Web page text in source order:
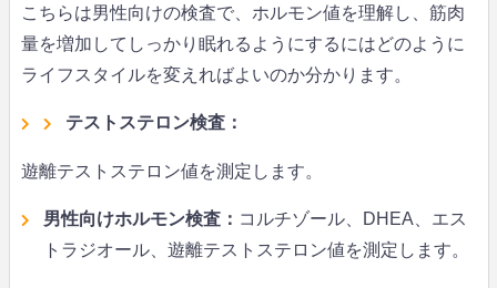
こちらは男性向けの検査で、ホルモン値を理解し、筋肉
量を増加してしっかり眠れるようにするにはどのように
ライフスタイルを変えればよいのか分かります。
テストステロン検査：
遊離テストステロン値を測定します。
男性向けホルモン検査： コルチゾール、DHEA、エス
トラジオール、遊離テストステロン値を測定します。